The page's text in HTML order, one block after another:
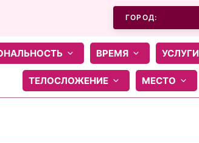
ГОРОД:
ВРЕМЯ УСЛУГИ
ТЕЛОСЛОЖЕНИЕ МЕСТО